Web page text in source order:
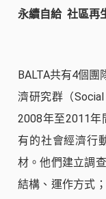
永續自給 社區再
BALTA共有4個團
濟研究群（
2008年至2011
有的社會經濟行
材。他們建立調
結構、運作方式